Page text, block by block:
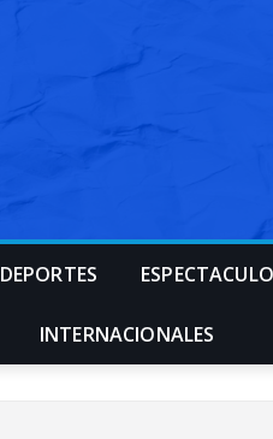
DEPORTES
INTERNACIONALES